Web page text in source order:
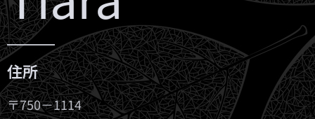
住所
〒750－1114